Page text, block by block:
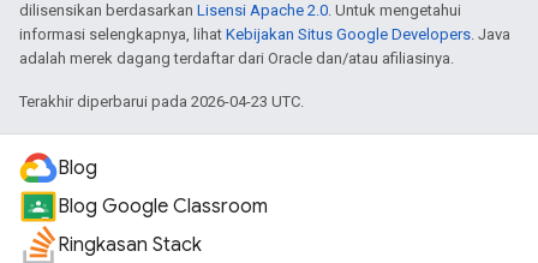
dilisensikan berdasarkan Lisensi Apache 2.0. Untuk mengetahui
informasi selengkapnya, lihat Kebijakan Situs Google Developers. Java
adalah merek dagang terdaftar dari Oracle dan/atau afiliasinya.
Terakhir diperbarui pada 2026-04-23 UTC.
Blog
Blog Google Classroom
Ringkasan Stack